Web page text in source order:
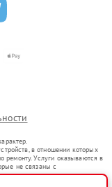
в отношении которых
ремонту. Услуги оказываются в
не связаны с
оборот в соответствии